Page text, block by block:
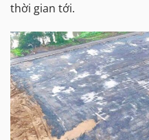
thời gian tới.